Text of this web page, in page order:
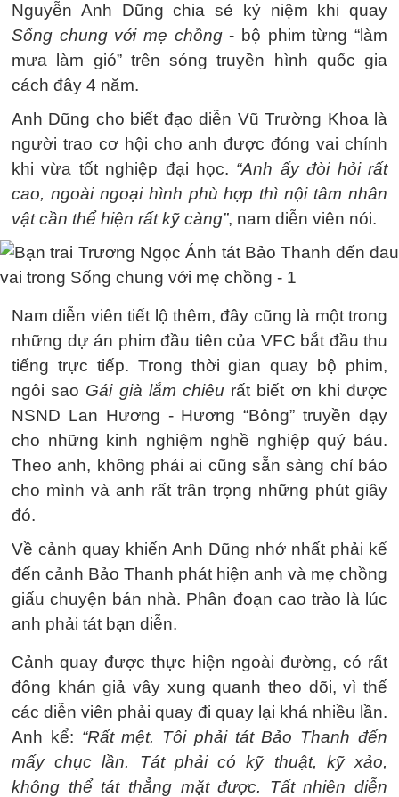
Nguyễn Anh Dũng chia sẻ kỷ niệm khi quay
Sống chung với mẹ chồng- bộ phim từng “làm
mưa làm gió” trên sóng truyền hình quốc gia
cách đây 4 năm.
Anh Dũng cho biết đạo diễn Vũ Trường Khoa là
người trao cơ hội cho anh được đóng vai chính
khi vừa tốt nghiệp đại học. “Anh ấy đòi hỏi rất
cao, ngoài ngoại hình phù hợp thì nội tâm nhân
vật cần thể hiện rất kỹ càng”, nam diễn viên nói.
Nam diễn viên tiết lộ thêm, đây cũng là một trong
những dự án phim đầu tiên của VFC bắt đầu thu
tiếng trực tiếp. Trong thời gian quay bộ phim,
ngôi sao Gái già lắm chiêu rất biết ơn khi được
NSND Lan Hương - Hương “Bông” truyền dạy
cho những kinh nghiệm nghề nghiệp quý báu.
Theo anh, không phải ai cũng sẵn sàng chỉ bảo
cho mình và anh rất trân trọng những phút giây
đó.
Về cảnh quay khiến Anh Dũng nhớ nhất phải kể
đến cảnh Bảo Thanh phát hiện anh và mẹ chồng
giấu chuyện bán nhà. Phân đoạn cao trào là lúc
anh phải tát bạn diễn.
Cảnh quay được thực hiện ngoài đường, có rất
đông khán giả vây xung quanh theo dõi, vì thế
các diễn viên phải quay đi quay lại khá nhiều lần.
Anh kể: “Rất mệt. Tôi phải tát Bảo Thanh đến
mấy chục lần. Tát phải có kỹ thuật, kỹ xảo,
không thể tát thẳng mặt được. Tất nhiên diễn